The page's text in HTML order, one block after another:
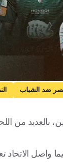
ضد الشباب
للمحترفين،
الاتحاد